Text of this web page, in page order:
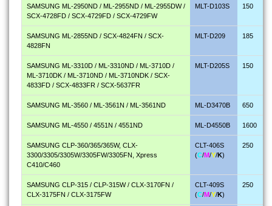
SAMSUNG ML-2950ND / ML-2955ND / ML-2955DW /
SCX-4728FD / SCX-4729FD / SCX-4729FW
MLT-D103S 150
SAMSUNG ML-2855ND / SCX-4824FN / SCX-
4828FN
MLT-D209 185
SAMSUNG ML-3310D / ML-3310ND / ML-3710D /
ML-3710DK / ML-3710ND / ML-3710NDK / SCX-
4833FD / SCX-4833FR / SCX-5637FR
MLT-D205S 150
SAMSUNG ML-3560 / ML-3561N / ML-3561ND ML-D3470B 650
SAMSUNG ML-4550 / 4551N / 4551ND ML-D4550B 1600
SAMSUNG CLP-360/365/365W, CLX-
3300/3305/3305W/3305FW/3305FN, Xpress
C410/C460
CLT-406S
(C/M/Y/K)
250
SAMSUNG CLP-315 / CLP-315W / CLX-3170FN /
CLX-3175FN / CLX-3175FW
CLT-409S
(C/M/Y/K)
250